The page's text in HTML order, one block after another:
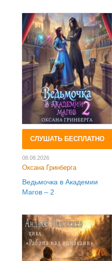
СЛУШАТЬ БЕСПЛАТНО
08.08.2026
Оксана Гринберга
Ведьмочка в Академии
Магов – 2